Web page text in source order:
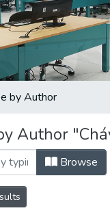
by Author
Author
Browse